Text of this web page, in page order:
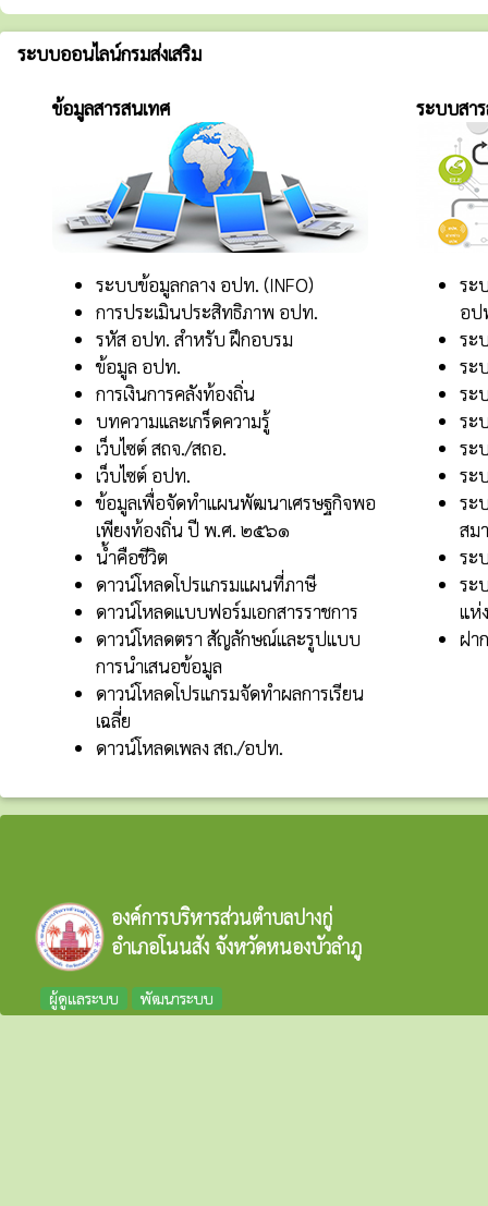
ระบบออนไลน์กรมส่งเสริม
ข้อมูลสารสนเทศ
ระบบข้อมูลกลาง อปท. (INFO)
การประเมินประสิทธิภาพ อปท.
รหัส อปท. สำหรับ ฝึกอบรม
ข้อมูล อปท.
การเงินการคลังท้องถิ่น
บทความและเกร็ดความรู้
เว็บไซต์ สถจ./สถอ.
เว็บไซต์ อปท.
ข้อมูลเพื่อจัดทำแผนพัฒนาเศรษฐกิจพอ
เพียงท้องถิ่น ปี พ.ศ. ๒๕๖๑
น้ำคือชีวิต
ดาวน์โหลดโปรแกรมแผนที่ภาษี
ดาวน์โหลดแบบฟอร์มเอกสารราชการ
ดาวน์โหลดตรา สัญลักษณ์และรูปแบบ
การนำเสนอข้อมูล
ดาวน์โหลดโปรแกรมจัดทำผลการเรียน
เฉลี่ย
ดาวน์โหลดเพลง สถ./อปท.
ระบบสา
ระ
อป
ระ
ระ
ระ
ระ
ระ
ระ
ระ
สม
ระ
ระ
แห่
ฝา
องค์การบริหารส่วนตำบลปางกู่
อำเภอโนนสัง จังหวัดหนองบัวลำภู
ผู้ดูแลระบบ พัฒนาระบบ